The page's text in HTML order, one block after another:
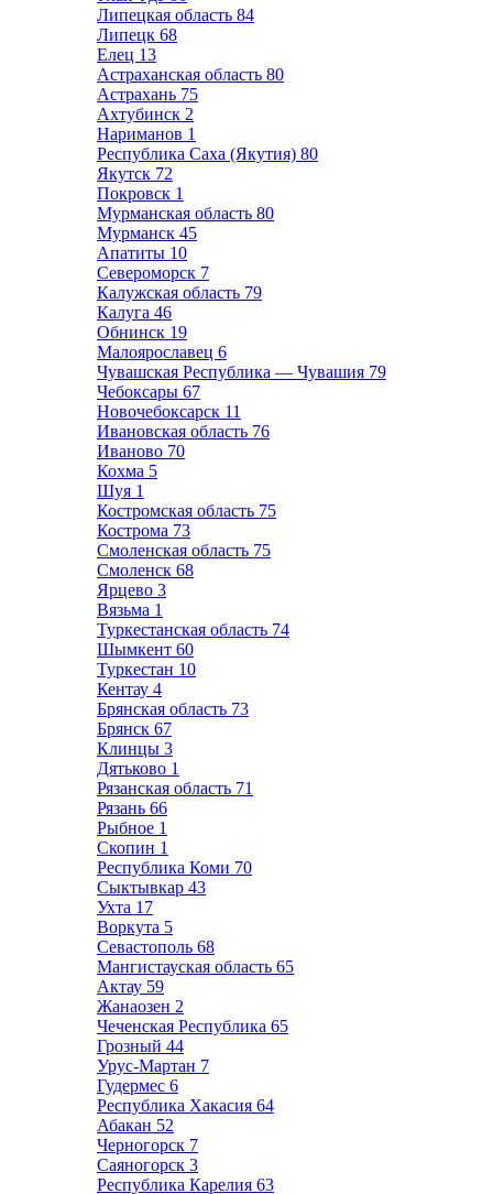
Липецкая область 84
Липецк 68
Елец 13
Астраханская область 80
Астрахань 75
Ахтубинск 2
Нариманов 1
Республика Саха (Якутия) 80
Якутск 72
Покровск 1
Мурманская область 80
Мурманск 45
Апатиты 10
Североморск 7
Калужская область 79
Калуга 46
Обнинск 19
Малоярославец 6
Чувашская Республика — Чувашия 79
Чебоксары 67
Новочебоксарск 11
Ивановская область 76
Иваново 70
Кохма 5
Шуя 1
Костромская область 75
Кострома 73
Смоленская область 75
Смоленск 68
Ярцево 3
Вязьма 1
Туркестанская область 74
Шымкент 60
Туркестан 10
Кентау 4
Брянская область 73
Брянск 67
Клинцы 3
Дятьково 1
Рязанская область 71
Рязань 66
Рыбное 1
Скопин 1
Республика Коми 70
Сыктывкар 43
Ухта 17
Воркута 5
Севастополь 68
Мангистауская область 65
Актау 59
Жанаозен 2
Чеченская Республика 65
Грозный 44
Урус-Мартан 7
Гудермес 6
Республика Хакасия 64
Абакан 52
Черногорск 7
Саяногорск 3
Республика Карелия 63